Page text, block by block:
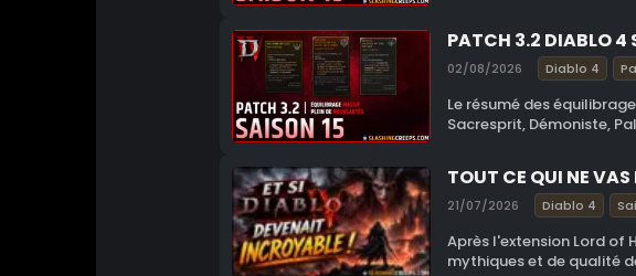
PATCH 3.2 DIABLO 4
02/08/2026 Diablo 4
Le résumé des
Sacresprit, Démoniste,
TOUT CE QUI NE
21/07/2026 Diablo 4
Après l'extension Lord of
mythiques et de qualité